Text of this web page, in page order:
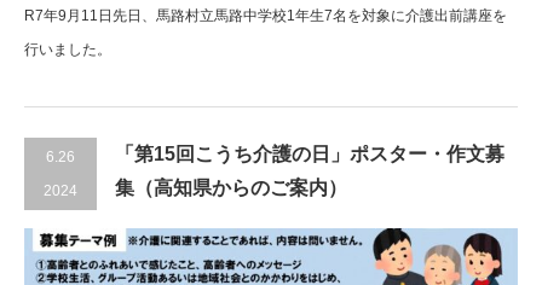
R7年9月11日先日、馬路村立馬路中学校1年生7名を対象に介護出前講座を
行いました。
6.26
2024
「第15回こうち介護の日」ポスター・作文募
集（高知県からのご案内）